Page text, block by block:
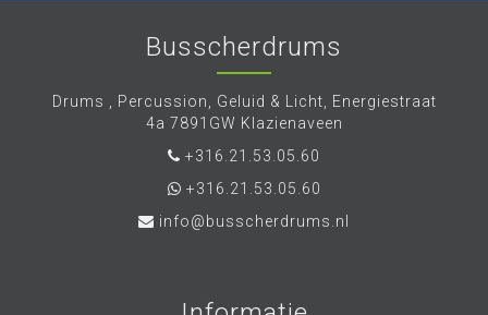
Busscherdrums
Drums , Percussion, Geluid & Licht, Energiestraat
4a 7891GW Klazienaveen
+316.21.53.05.60
+316.21.53.05.60
info@busscherdrums.nl